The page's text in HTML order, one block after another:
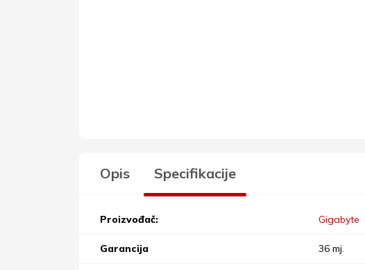
Opis Specifikacije
Proizvođač: Gigabyte
Garancija 36 mj.